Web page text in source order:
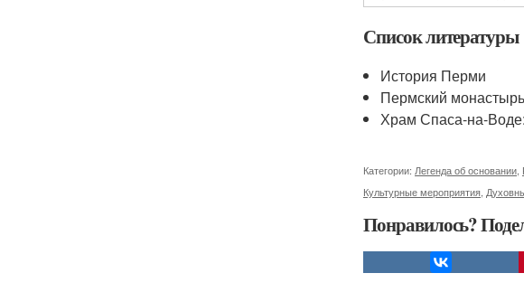
Список литературы
История Перми
Пермский
Храм Спаса-на-
Категории: Легенда об основании
Культурные мероприятия
Понравилось?